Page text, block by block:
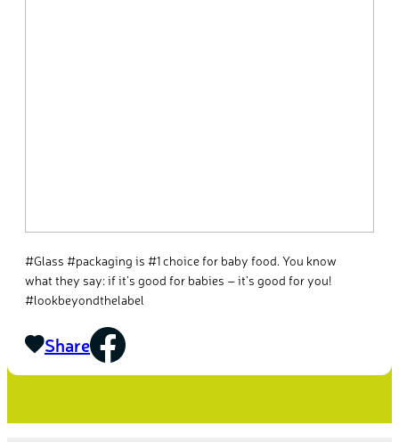
#Glass #packaging is #1 choice for baby food. You know
what they say: if it’s good for babies – it’s good for you!
#lookbeyondthelabel
Share